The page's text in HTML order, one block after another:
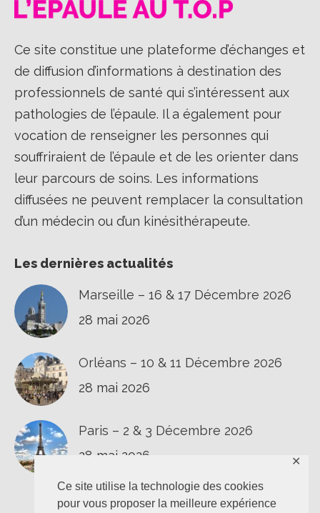
Ce site utilise la technologie des cookies
pour vous proposer la meilleure expérience
✕
Ce site constitue une plateforme d’échanges et
de diffusion d’informations à destination des
professionnels de santé qui s’intéressent aux
pathologies de l’épaule. Il a également pour
vocation de renseigner les personnes qui
souffriraient de l’épaule et de les orienter dans
leur parcours de soins. Les informations
diffusées ne peuvent remplacer la consultation
d’un médecin ou d’un kinésithérapeute.
Les dernières actualités
Marseille – 16 & 17 Décembre 2026
28 mai 2026
Orléans – 10 & 11 Décembre 2026
28 mai 2026
Paris – 2 & 3 Décembre 2026
28 mai 2026